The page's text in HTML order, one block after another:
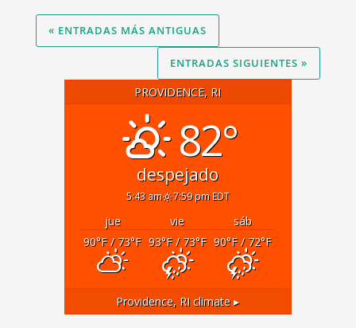
« ENTRADAS MÁS ANTIGUAS
ENTRADAS SIGUIENTES »
PROVIDENCE, RI
82°
despejado
5:43 am 7:59 pm EDT
jue vie
sáb
90°F/ 73°F 93°F/ 73°F 90°F/ 72°F
Providence, RI climate ▸